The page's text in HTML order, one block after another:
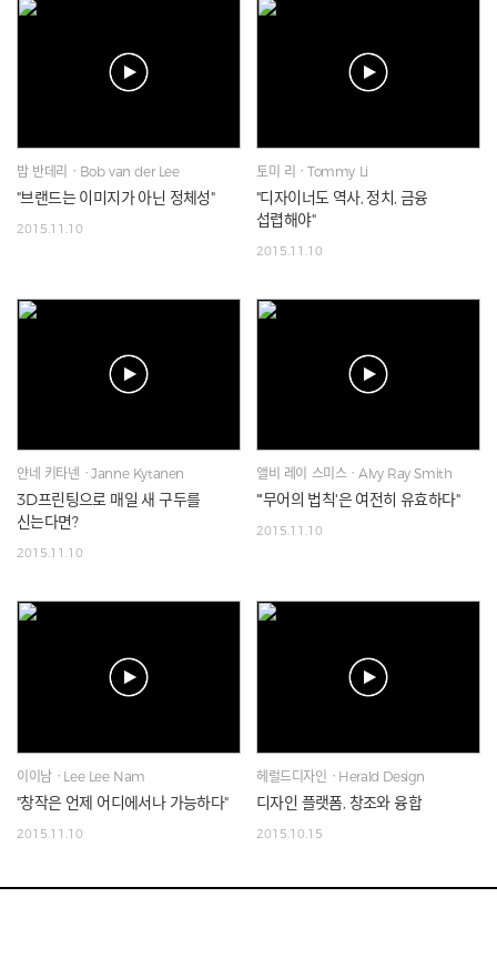
밥 반데리ㆍBob van der Lee
"브랜드는 이미지가 아닌 정체성"
2015.11.10
토미 리ㆍTommy Li
"디자이너도 역사, 정치, 금융
섭렵해야"
2015.11.10
얀네 키타넨ㆍJanne Kytanen
3D프린팅으로 매일 새 구두를
신는다면?
2015.11.10
앨비 레이 스미스ㆍAlvy Ray Smith
"'무어의 법칙'은 여전히 유효하다"
2015.11.10
이이남ㆍLee Lee Nam
"창작은 언제 어디에서나 가능하다"
2015.11.10
헤럴드디자인ㆍHerald Design
디자인 플랫폼, 창조와 융합
2015.10.15